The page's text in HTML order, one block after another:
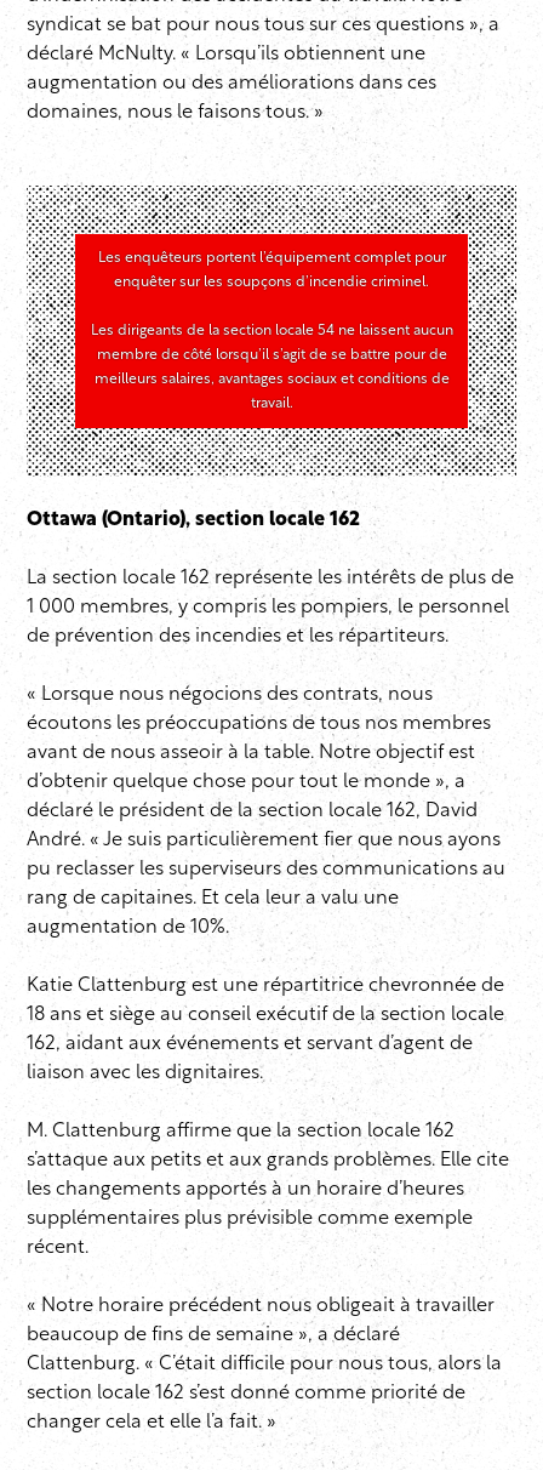
syndicat se bat pour nous tous sur ces questions », a
déclaré McNulty. « Lorsqu’ils obtiennent une
augmentation ou des améliorations dans ces
domaines, nous le faisons tous. »
Les enquêteurs portent l’équipement complet pour
enquêter sur les soupçons d’incendie criminel.
Les dirigeants de la section locale 54 ne laissent aucun
membre de côté lorsqu’il s’agit de se battre pour de
meilleurs salaires, avantages sociaux et conditions de
travail.
Ottawa (Ontario), section locale 162
La section locale 162 représente les intérêts de plus de
1 000 membres, y compris les pompiers, le personnel
de prévention des incendies et les répartiteurs.
« Lorsque nous négocions des contrats, nous
écoutons les préoccupations de tous nos membres
avant de nous asseoir à la table. Notre objectif est
d’obtenir quelque chose pour tout le monde », a
déclaré le président de la section locale 162, David
André. « Je suis particulièrement fier que nous ayons
pu reclasser les superviseurs des communications au
rang de capitaines. Et cela leur a valu une
augmentation de 10%.
Katie Clattenburg est une répartitrice chevronnée de
18 ans et siège au conseil exécutif de la section locale
162, aidant aux événements et servant d’agent de
liaison avec les dignitaires.
M. Clattenburg affirme que la section locale 162
s’attaque aux petits et aux grands problèmes. Elle cite
les changements apportés à un horaire d’heures
supplémentaires plus prévisible comme exemple
récent.
« Notre horaire précédent nous obligeait à travailler
beaucoup de fins de semaine », a déclaré
Clattenburg. « C’était difficile pour nous tous, alors la
section locale 162 s’est donné comme priorité de
changer cela et elle l’a fait. »